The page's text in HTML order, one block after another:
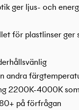
ger ljus- och
för plastlinser ger
andra
2200K-4000K
på förfrågan